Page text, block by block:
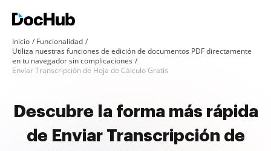
Inicio
Funcionalidad
Utiliza nuestras funciones de edición de documentos PDF directamente
en tu navegador sin complicaciones
Enviar Transcripción de Hoja de Cálculo Gratis
Descubre la forma más rápida
de Enviar Transcripción de